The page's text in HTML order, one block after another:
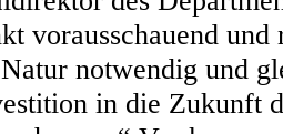
vorausschauend und
notwendig und
in die Zukunft